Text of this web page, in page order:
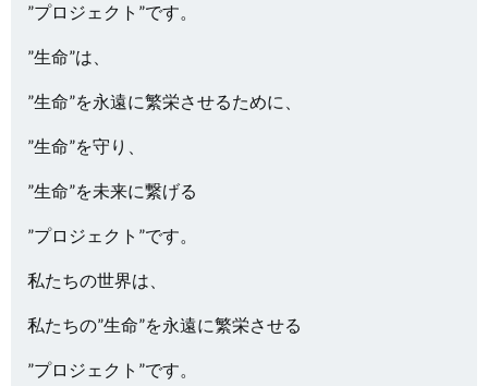
”プロジェクト”です。
”生命”は、
”生命”を永遠に繁栄させるために、
”生命”を守り、
”生命”を未来に繋げる
”プロジェクト”です。
私たちの世界は、
私たちの”生命”を永遠に繁栄させる
”プロジェクト”です。